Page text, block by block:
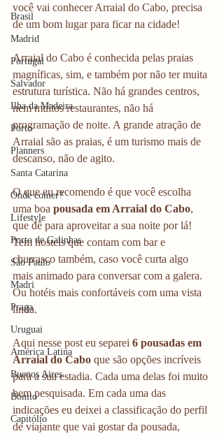
Brasil
Madrid
Portugal
Salvador
Ilha da Madeira
Porto
Planners
Santa Catarina
Onde comer?
Lifestyle
Porto de Galinhas
São Paulo
Madri
Praga
Uruguai
América Latina
Buenos Aires
Bonito
Capitólio
você vai conhecer Arraial do Cabo, precisa
de um bom lugar para ficar na cidade!
Arraial do Cabo é conhecida pelas praias
magníficas, sim, e também por não ter muita
estrutura turística. Não há grandes centros,
nem muitos restaurantes, não há
programação de noite. A grande atração de
Arraial são as praias, é um turismo mais de
descanso, não de agito.
O que eu recomendo é que você escolha
uma boa pousada em Arraial do Cabo,
que dê para aproveitar a sua noite por lá!
Tem hostels que contam com bar e
churrasco também, caso você curta algo
mais animado para conversar com a galera.
Ou hotéis mais confortáveis com uma vista
linda.
Aqui nesse post eu separei 6 pousadas em
Arraial do Cabo que são opções incríveis
para a sua estadia. Cada uma delas foi muito
bem pesquisada. Em cada uma das
indicações eu deixei a classificação do perfil
de viajante que vai gostar da pousada,